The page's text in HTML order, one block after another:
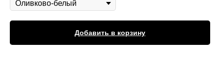
Добавить в корзину